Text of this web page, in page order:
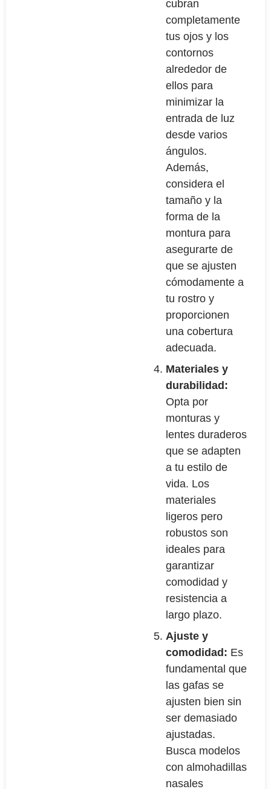
cubran
completamente
tus ojos y los
contornos
alrededor de
ellos para
minimizar la
entrada de luz
desde varios
ángulos.
Además,
considera el
tamaño y la
forma de la
montura para
asegurarte de
que se ajusten
cómodamente a
tu rostro y
proporcionen
una cobertura
adecuada.
Materiales y
durabilidad:
Opta por
monturas y
lentes duraderos
que se adapten
a tu estilo de
vida. Los
materiales
ligeros pero
robustos son
ideales para
garantizar
comodidad y
resistencia a
largo plazo.
Ajuste y
comodidad: Es
fundamental que
las gafas se
ajusten bien sin
ser demasiado
ajustadas.
Busca modelos
con almohadillas
nasales